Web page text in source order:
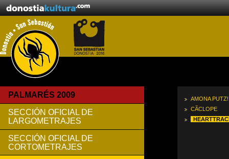
PALMARÉS 2009
SECCIÓN OFICIAL DE
LARGOMETRAJES
SECCIÓN OFICIAL DE
CORTOMETRAJES
AMONA PUTZ!
CÃ­CLOPE